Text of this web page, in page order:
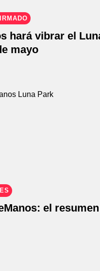
hará vibrar el
mayo
el